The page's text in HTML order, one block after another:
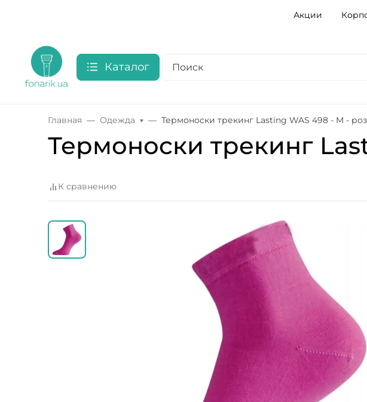
Акции
Каталог
Главная Одежда Термоноски трекинг Lasting WAS 498 - M -
Термоноски трекинг
К сравнению